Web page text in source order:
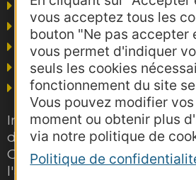
vous acceptez tous les
bouton "Ne pas accepter
vous permet d'indiquer
seuls les cookies
fonctionnement du site
Vous pouvez modifier
moment ou obtenir plus
via notre politique de
Politique de
Presse et influence
Voyagistes
Business/Mice
Thermalisme
Grand public
Inscrivez-vous
d'information pro de la
Occitanie pour suivre nos
l'actualité du tourisme dans